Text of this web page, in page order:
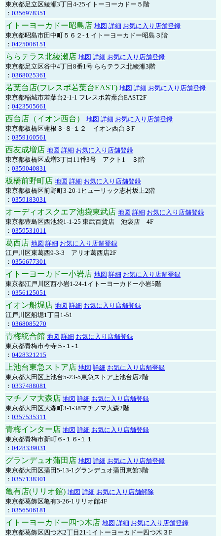
東京都足立区綾瀬3丁目4-25イトーヨーカドー５階
： 0356978351
イトーヨーカドー昭島店 地図 詳細 お気に入り店舗登録
東京都昭島市田中町５６２-１イトーヨーカドー昭島３階
： 0425006151
ららテラス北綾瀬店 地図 詳細 お気に入り店舗登録
東京都足立区谷中4丁目8番1号 ららテラス北綾瀬3階
： 0368025361
若葉台店(フレスポ若葉台EAST) 地図 詳細 お気に入り店舗登録
東京都稲城市若葉台2-1-1 フレスポ若葉台EAST2F
： 0423505661
西台店（イオン西台） 地図 詳細 お気に入り店舗登録
東京都板橋区蓮根３-８-１２ イオン西台３F
： 0359160561
西友成増店 地図 詳細 お気に入り店舗登録
東京都板橋区成増3丁目11番3号 アクト1 ３階
： 0359040831
板橋前野町店 地図 詳細 お気に入り店舗登録
東京都板橋区前野町3-20-1ヒューリック志村坂上2階
： 0359183031
オーディオスクエア池袋東武店 地図 詳細 お気に入り店舗登録
東京都豊島区西池袋1-1-25 東武百貨店 池袋店 4F
： 0359531011
葛西店 地図 詳細 お気に入り店舗登録
江戸川区東葛西9-3-3 アリオ葛西店2F
： 0356677301
イトーヨーカドー小岩店 地図 詳細 お気に入り店舗登録
東京都江戸川区西小岩1-24-1イトーヨーカドー小岩5階
： 0356125051
イオン船堀店 地図 詳細 お気に入り店舗登録
江戸川区船堀1丁目1-51
： 0368085270
青梅統合館 地図 詳細 お気に入り店舗登録
東京都青梅市今寺５-１-１
： 0428321215
上池台東急ストア店 地図 詳細 お気に入り店舗登録
東京都大田区上池台5-23-5東急ストア上池台店2階
： 0337488081
マチノマ大森店 地図 詳細 お気に入り店舗登録
東京都大田区大森町3-1-38マチノマ大森2階
： 0357535311
青梅インター店 地図 詳細 お気に入り店舗登録
東京都青梅市新町６-１６-１１
： 0428339031
グランデュオ蒲田店 地図 詳細 お気に入り店舗登録
東京都大田区蒲田5-13-1グランデュオ蒲田東館3階
： 0357138301
亀有店(リリオ館) 地図 詳細 お気に入り店舗解除
東京都葛飾区亀有3-26-1リリオ館4F
： 0356506181
イトーヨーカドー四つ木店 地図 詳細 お気に入り店舗登録
東京都葛飾区四つ木2丁目21-1イトーヨーカドー四つ木３F